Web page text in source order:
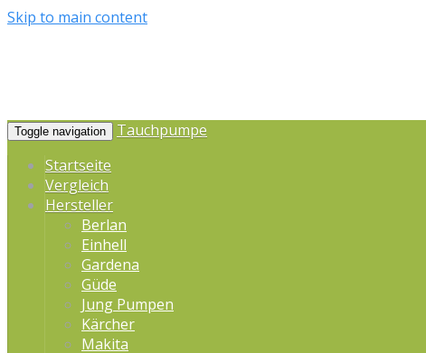
Skip to main content
Toggle navigation
Tauchpumpe
Startseite
Vergleich
Hersteller
Berlan
Einhell
Gardena
Güde
Jung Pumpen
Kärcher
Makita